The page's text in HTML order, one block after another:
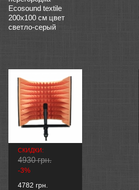
Ecosound textile
200х100 см цвет
светло-серый
СКИДКИ:
4930 грн.
-3%
4782 грн.